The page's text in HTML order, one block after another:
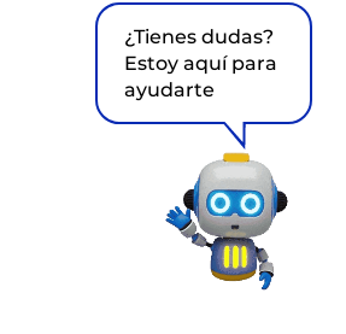
¿Tienes dudas?
Estoy aquí para
ayudarte